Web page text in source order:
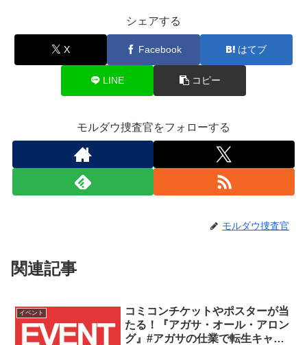
シェアする
X Facebook はてブ
LINE コピー
モルダウ捜査官をフォローする
モルダウ捜査官
関連記事
イベント
コミコンチケットやポスターが当
たる！『アガサ・オール・アロン
グ』#アガサの仕業で転生キャン